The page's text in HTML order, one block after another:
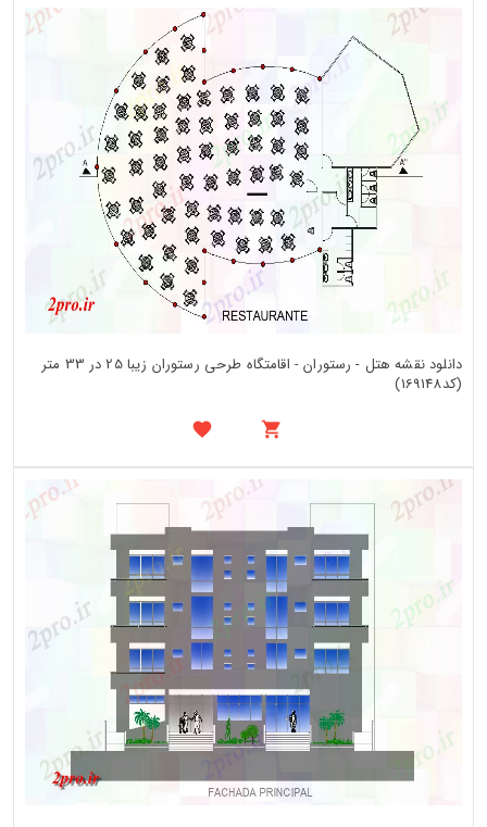
دانلود نقشه هتل - رستوران - اقامتگاه طرحی رستوران زیبا 25 در 33 متر
(کد169148)